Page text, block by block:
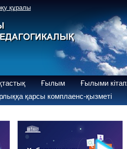
құралы
Ғылым Ғылыми
қарсы комплаенс-қызметі